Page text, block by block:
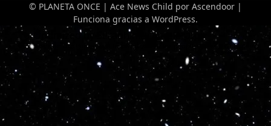
© PLANETA ONCE | Ace News Child por Ascendoor |
Funciona gracias a WordPress.
Optimized by Seraphinite Accelerator
Turns on site high speed to be attractive for people and search engines.